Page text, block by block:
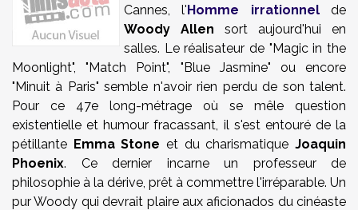
Cannes, l'Homme irrationnelde
Woody Allen sort aujourd'hui en
salles. Le réalisateur de "Magic in the
Moonlight", "Match Point", "Blue Jasmine" ou encore
"Minuit à Paris" semble n'avoir rien perdu de son talent.
Pour ce 47e long-métrage où se mêle question
existentielle et humour fracassant, il s'est entouré de la
pétillante Emma Stone et du charismatiqueJoaquin
Phoenix. Ce dernier incarne un professeur de
philosophie à la dérive, prêt à commettre l'irréparable. Un
pur Woody qui devrait plaire auxaficionados du cinéaste